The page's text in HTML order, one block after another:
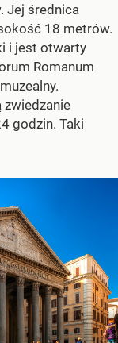
Jej średnica
18 metrów.
i jest otwarty
Romanum
godzin. Taki